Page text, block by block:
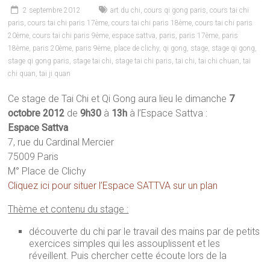
2 septembre 2012 art du chi,cours qi gong paris,cours tai chi
paris,cours tai chi paris 17ème,cours tai chi paris 18ème,cours tai chi paris
20ème,cours tai chi paris 9ème,espace sattva, paris, paris 17ème, paris
18ème, paris 20ème, paris 9ème, place de clichy, qi gong, stage, stage qi gong,
stage qi gong paris, stage tai chi, stage tai chi paris,tai chi,tai chi chuan,tai
chi quan,tai ji quan
Ce stage de Tai Chi et Qi Gong aura lieu le dimanche 7
octobre 2012 de9h30 à 13h à l’Espace Sattva :
Espace Sattva
7, rue du Cardinal Mercier
75009 Paris
M° Place de Clichy
Cliquez ici pour situer l’Espace SATTVA sur un plan
Thème et contenu du stage :
découverte du chi par le travail des mains par de petits
exercices simples qui les assouplissent et les
réveillent. Puis chercher cette écoute lors de la